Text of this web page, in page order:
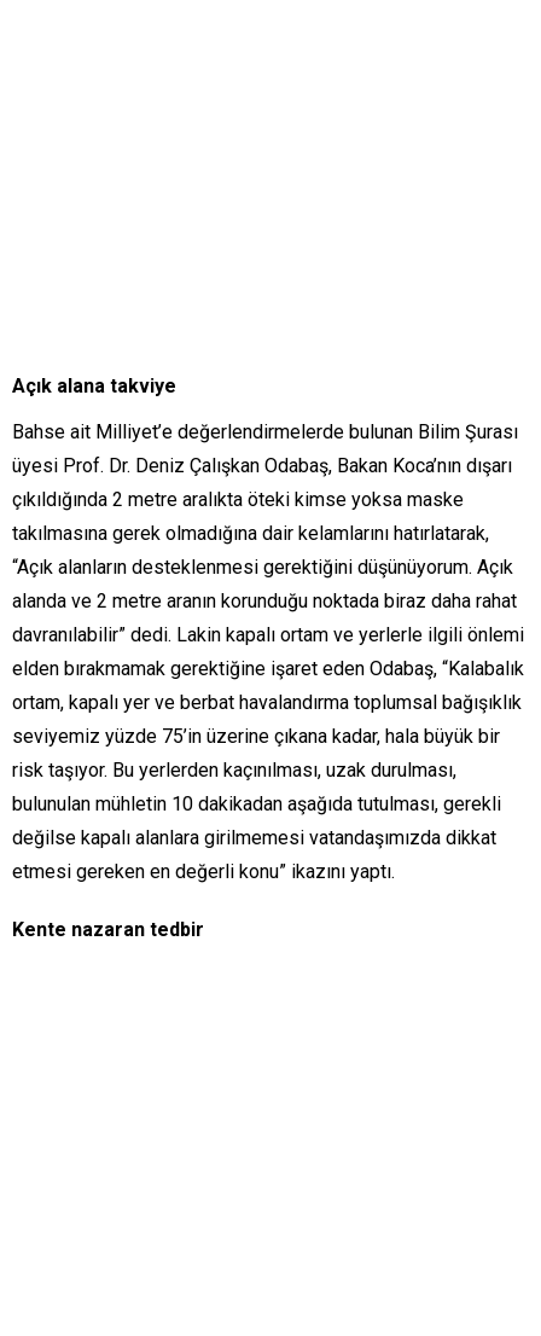
Açık alana takviye
Bahse ait Milliyet’e değerlendirmelerde bulunan Bilim Şurası
üyesi Prof. Dr. Deniz Çalışkan Odabaş, Bakan Koca’nın dışarı
çıkıldığında 2 metre aralıkta öteki kimse yoksa maske
takılmasına gerek olmadığına dair kelamlarını hatırlatarak,
“Açık alanların desteklenmesi gerektiğini düşünüyorum. Açık
alanda ve 2 metre aranın korunduğu noktada biraz daha rahat
davranılabilir” dedi. Lakin kapalı ortam ve yerlerle ilgili önlemi
elden bırakmamak gerektiğine işaret eden Odabaş, “Kalabalık
ortam, kapalı yer ve berbat havalandırma toplumsal bağışıklık
seviyemiz yüzde 75’in üzerine çıkana kadar, hala büyük bir
risk taşıyor. Bu yerlerden kaçınılması, uzak durulması,
bulunulan mühletin 10 dakikadan aşağıda tutulması, gerekli
değilse kapalı alanlara girilmemesi vatandaşımızda dikkat
etmesi gereken en değerli konu” ikazını yaptı.
Kente nazaran tedbir